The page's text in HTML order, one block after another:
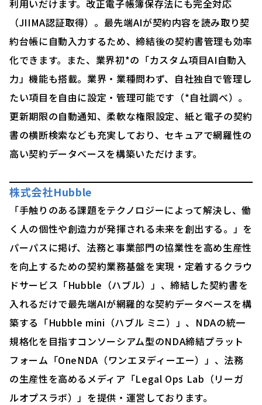
利用いだけます。改正電子帳簿保存法にも完全対応
（JIIMA認証取得）。最先端AIが契約内容を読み取り契
約台帳に自動入力するため、締結後の契約書管理も効率
化できます。また、業界初*の「カスタム項目AI自動入
力」機能も搭載。業界・業種問わず、自社独自で管理し
たい項目を自由に設定・管理可能です（*自社調べ）。
更新期限の自動通知、柔軟な権限設定、紙と電子の契約
書の横断検索なども充実しており、セキュアで網羅性の
高い契約データベースを構築いただけます。
株式会社Hubble
「手触りのある課題をテクノロジーによって解決し、働
く人の個性や創造力が発揮される未来を創出する。」を
パーパスに掲げ、法務と事業部門の協業性を高め生産性
を向上するための契約業務基盤を実現・定着するクラウ
ドサービス「Hubble（ハブル）」、締結した契約書を
入れるだけで最先端AIが網羅的な契約データベースを構
築する「Hubble mini（ハブル ミニ）」、NDAの統一
規格化を目指すコンソーシアム型のNDA締結プラット
フォーム「OneNDA（ワンエヌディーエー）」、法務
の生産性を高めるメディア「Legal Ops Lab（リーガ
ルオプスラボ）」を提供・運営しております。